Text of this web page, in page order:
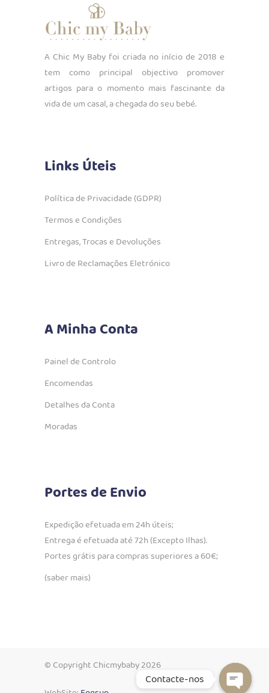
A Chic My Baby foi criada no início de 2018 e
tem como principal objectivo promover
artigos para o momento mais fascinante da
vida de um casal, a chegada do seu bebé.
Links Úteis
Política de Privacidade (GDPR)
Termos e Condições
Entregas, Trocas e Devoluções
Livro de Reclamações Eletrónico
A Minha Conta
Painel de Controlo
Encomendas
Detalhes da Conta
Moradas
Portes de Envio
Expedição efetuada em 24h úteis;
Entrega é efetuada até 72h (Excepto Ilhas).
Portes grátis para compras superiores a 60€;
(saber mais)
© Copyright Chicmybaby 2026
Contacte-nos